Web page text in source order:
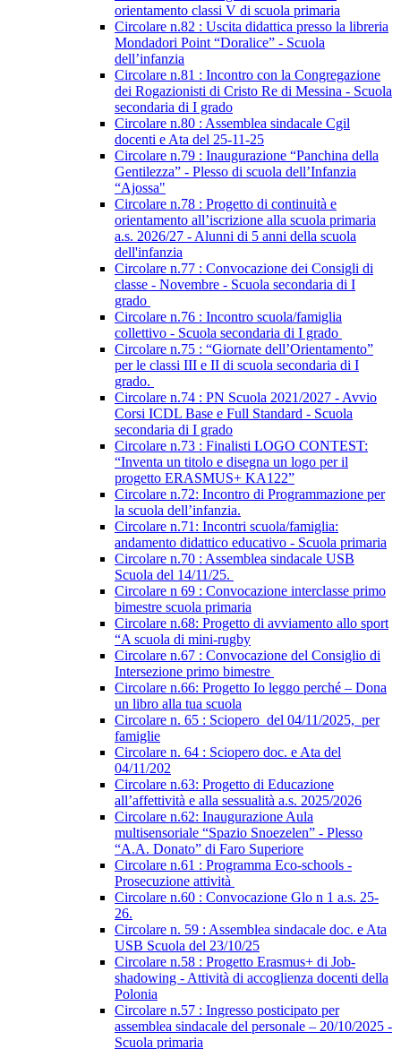
orientamento classi V di scuola primaria
Circolare n.82 : Uscita didattica presso la libreria
Mondadori Point “Doralice” - Scuola
dell’infanzia
Circolare n.81 : Incontro con la Congregazione
dei Rogazionisti di Cristo Re di Messina - Scuola
secondaria di I grado
Circolare n.80 : Assemblea sindacale Cgil
docenti e Ata del 25-11-25
Circolare n.79 : Inaugurazione “Panchina della
Gentilezza” - Plesso di scuola dell’Infanzia
“Ajossa"
Circolare n.78 : Progetto di continuità e
orientamento all’iscrizione alla scuola primaria
a.s. 2026/27 - Alunni di 5 anni della scuola
dell'infanzia
Circolare n.77 : Convocazione dei Consigli di
classe - Novembre - Scuola secondaria di I
grado
Circolare n.76 : Incontro scuola/famiglia
collettivo - Scuola secondaria di I grado
Circolare n.75 : “Giornate dell’Orientamento”
per le classi III e II di scuola secondaria di I
grado.
Circolare n.74 : PN Scuola 2021/2027 - Avvio
Corsi ICDL Base e Full Standard - Scuola
secondaria di I grado
Circolare n.73 : Finalisti LOGO CONTEST:
“Inventa un titolo e disegna un logo per il
progetto ERASMUS+ KA122”
Circolare n.72: Incontro di Programmazione per
la scuola dell’infanzia.
Circolare n.71: Incontri scuola/famiglia:
andamento didattico educativo - Scuola primaria
Circolare n.70 : Assemblea sindacale USB
Scuola del 14/11/25.
Circolare n 69 : Convocazione interclasse primo
bimestre scuola primaria
Circolare n.68: Progetto di avviamento allo sport
“A scuola di mini-rugby
Circolare n.67 : Convocazione del Consiglio di
Intersezione primo bimestre
Circolare n.66: Progetto Io leggo perché – Dona
un libro alla tua scuola
Circolare n. 65 : Sciopero del 04/11/2025, per
famiglie
Circolare n. 64 : Sciopero doc. e Ata del
04/11/202
Circolare n.63: Progetto di Educazione
all’affettività e alla sessualità a.s. 2025/2026
Circolare n.62: Inaugurazione Aula
multisensoriale “Spazio Snoezelen” - Plesso
“A.A. Donato” di Faro Superiore
Circolare n.61 : Programma Eco-schools -
Prosecuzione attività
Circolare n.60 : Convocazione Glo n 1 a.s. 25-
26.
Circolare n. 59 : Assemblea sindacale doc. e Ata
USB Scuola del 23/10/25
Circolare n.58 : Progetto Erasmus+ di Job-
shadowing - Attività di accoglienza docenti della
Polonia
Circolare n.57 : Ingresso posticipato per
assemblea sindacale del personale – 20/10/2025 -
Scuola primaria